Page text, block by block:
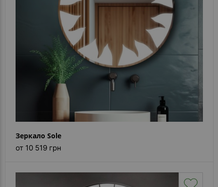
Зеркало Sole
от 10 519 грн